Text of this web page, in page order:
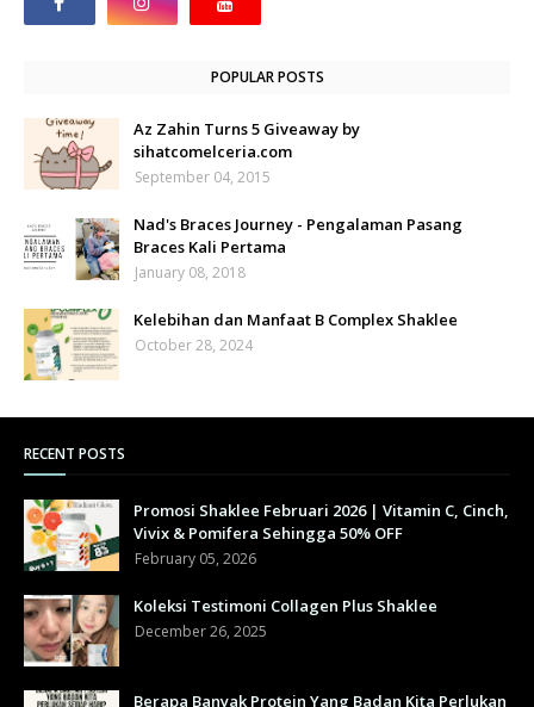
POPULAR POSTS
Az Zahin Turns 5 Giveaway by
sihatcomelceria.com
September 04, 2015
Nad's Braces Journey - Pengalaman Pasang
Braces Kali Pertama
January 08, 2018
Kelebihan dan Manfaat B Complex Shaklee
October 28, 2024
RECENT POSTS
Promosi Shaklee Februari 2026 | Vitamin C, Cinch,
Vivix & Pomifera Sehingga 50% OFF
February 05, 2026
Koleksi Testimoni Collagen Plus Shaklee
December 26, 2025
Berapa Banyak Protein Yang Badan Kita Perlukan